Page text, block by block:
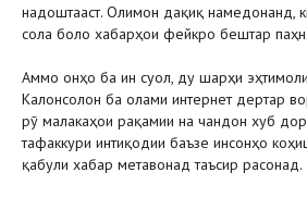
надоштааст. Олимон дақиқ намедонанд,
сола боло хабарҳои фейкро бештар
Аммо онҳо ба ин суол, ду шарҳи
Калонсолон ба олами интернет дертар
рӯ малакаҳои рақамии на чандон хуб
тафаккури интиқодии баъзе инсонҳо
қабули хабар метавонад таъсир расонад.